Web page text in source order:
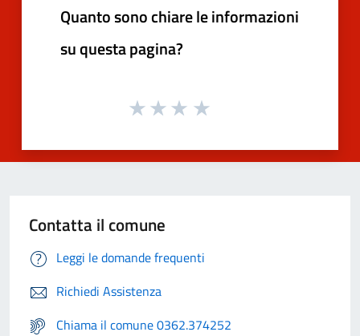
Quanto sono chiare le informazioni
su questa pagina?
Contatta il comune
Leggi le domande frequenti
Richiedi Assistenza
Chiama il comune 0362.374252